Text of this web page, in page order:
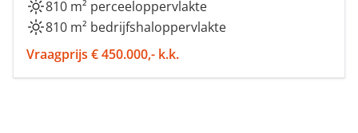
810 m² perceeloppervlakte
810 m² bedrijfshaloppervlakte
Vraagprijs € 450.000,- k.k.